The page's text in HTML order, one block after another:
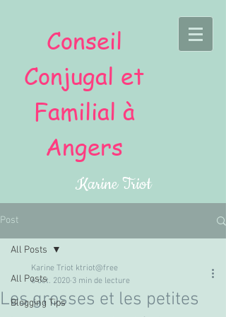
Conseil
Conjugal et
Familial à
Angers
Karine Triot
Post
All Posts
Blogging Tips
All Posts
Les grosses et les petites
Karine Triot ktriot@free
6 oct. 2020 3 min de lecture